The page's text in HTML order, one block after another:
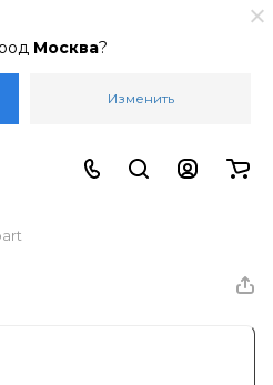
Москва?
Изменить